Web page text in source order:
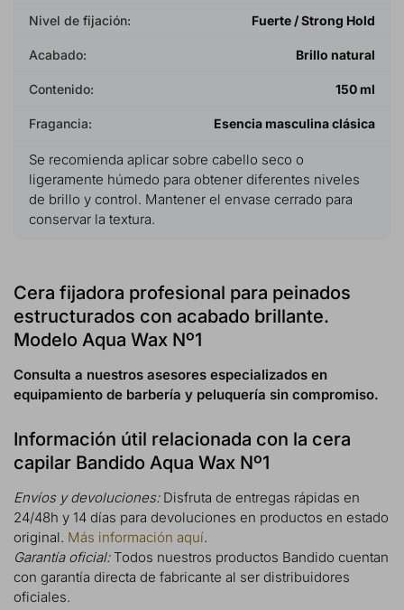
Nivel de fijación: Fuerte / Strong Hold
Acabado: Brillo natural
Contenido: 150 ml
Fragancia: Esencia masculina clásica
Se recomienda aplicar sobre cabello seco o
ligeramente húmedo para obtener diferentes niveles
de brillo y control. Mantener el envase cerrado para
conservar la textura.
Cera fijadora profesional para peinados
estructurados con acabado brillante.
Modelo Aqua Wax Nº1
Consulta a nuestros asesores especializados en
equipamiento de barbería y peluquería sin compromiso.
Información útil relacionada con la cera
capilar Bandido Aqua Wax Nº1
Envíos y devoluciones:Disfruta de entregas rápidas en
24/48h y 14 días para devoluciones en productos en estado
original. Más información aquí.
Garantía oficial:Todos nuestros productos Bandido cuentan
con garantía directa de fabricante al ser distribuidores
oficiales.